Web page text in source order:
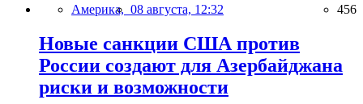
Америка, 08 августа, 12:32 456
Новые санкции США против
России создают для Азербайджана
риски и возможности